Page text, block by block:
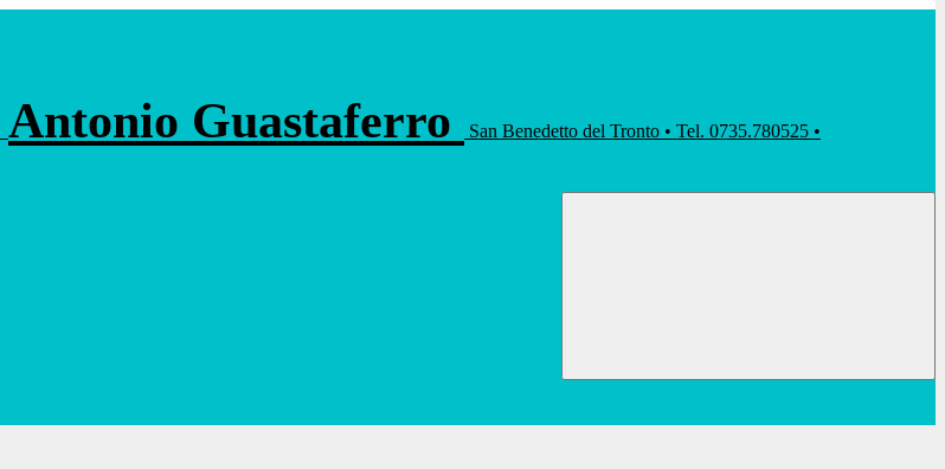
Antonio Guastaferro
San Benedetto del Tronto • Tel. 0735.780525 •